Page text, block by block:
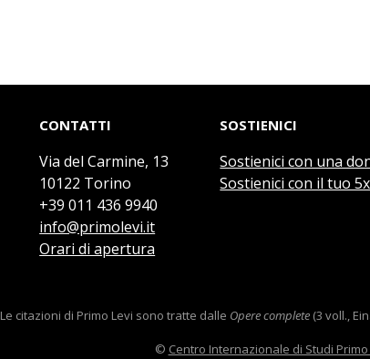
CONTATTI
Via del Carmine, 13
10122 Torino
+39 011 436 9940
info@primolevi.it
Orari di apertura
SOSTIENICI
Sostienici con una
Sostienici con il tuo
Le citazioni di Primo Levi sono tratte dalle Opere complete (3 voll.,
© Centro Internazionale di Studi Primo